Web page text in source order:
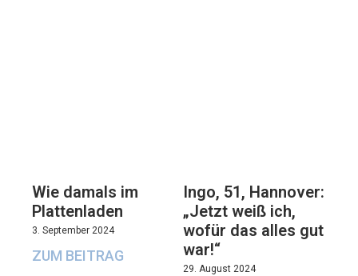
Wie damals im
Plattenladen
3. September 2024
ZUM BEITRAG
Ingo, 51, Hannover:
„Jetzt weiß ich,
wofür das alles gut
war!“
29. August 2024